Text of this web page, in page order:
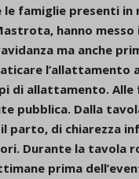
famiglie presenti in
hanno
ma anche
l’allattamento
di allattamento.
pubblica. Dalla
parto, di chiarezza
Durante la tavola
prima